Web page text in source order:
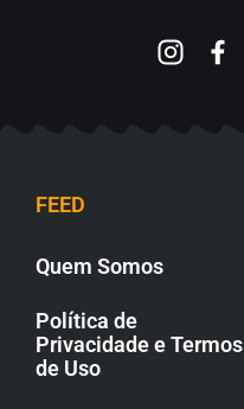
FEED
Quem Somos
Política de
Privacidade e Termos
de Uso